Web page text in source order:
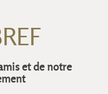
et de notre